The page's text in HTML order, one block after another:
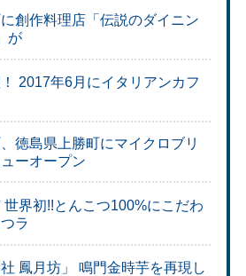
創作料理店「伝説のダイニン
が
2017年6月にイタリアンカフ
徳島県上勝町にマイクロブリ
ーオープン
世界初!!とんこつ100%にこだわ
ラ
鳳月坊」 鳴門金時芋を再現し